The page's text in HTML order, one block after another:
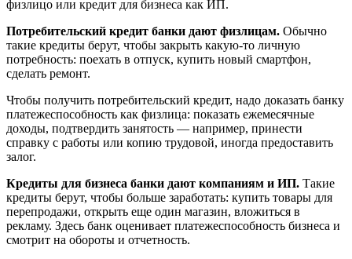
физлицо или кредит для бизнеса как ИП.
Потребительский кредит банки дают физлицам. Обычно
такие кредиты берут, чтобы закрыть какую-то личную
потребность: поехать в отпуск, купить новый смартфон,
сделать ремонт.
Чтобы получить потребительский кредит, надо доказать банку
платежеспособность как физлица: показать ежемесячные
доходы, подтвердить занятость — например, принести
справку с работы или копию трудовой, иногда предоставить
залог.
Кредиты для бизнеса банки дают компаниям и ИП. Такие
кредиты берут, чтобы больше заработать: купить товары для
перепродажи, открыть еще один магазин, вложиться в
рекламу. Здесь банк оценивает платежеспособность бизнеса и
смотрит на обороты и отчетность.